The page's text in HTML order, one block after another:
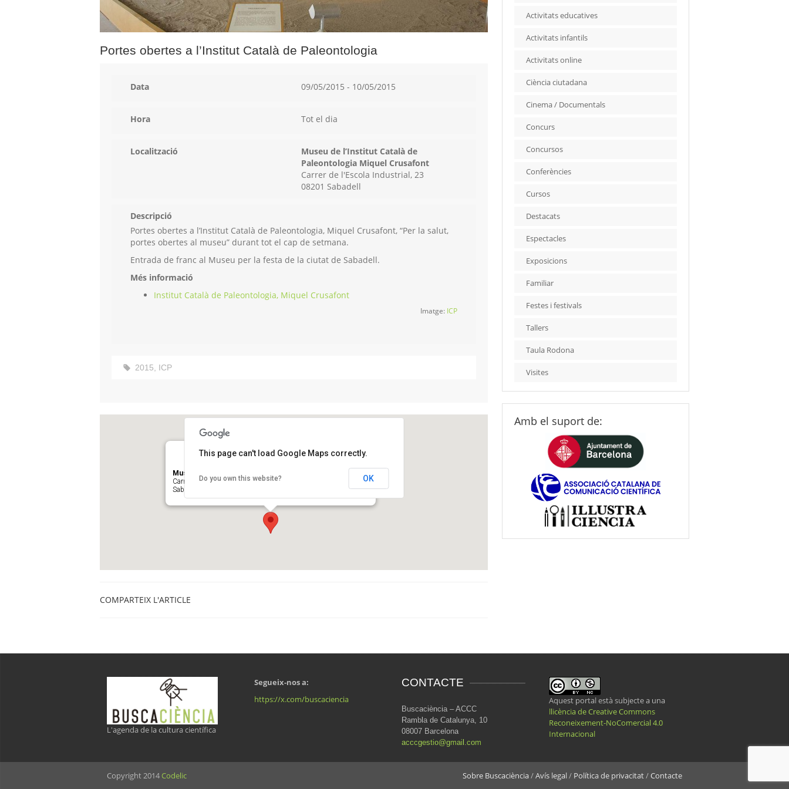
Portes obertes a l’Institut Català de Paleontologia
Data 09/05/2015 - 10/05/2015
Hora Tot el dia
Localització
Museu de l’Institut Català de
Paleontologia Miquel Crusafont
Carrer de l'Escola Industrial, 23
08201 Sabadell
Descripció
Portes obertes a l’Institut Català de Paleontologia, Miquel Crusafont, “Per la salut,
portes obertes al museu” durant tot el cap de setmana.
Entrada de franc al Museu per la festa de la ciutat de Sabadell.
Més informació
Institut Català de Paleontologia, Miquel Crusafont
Imatge: ICP
2015, ICP
Museu de l’Institut Català de Paleontologia Miquel Crusafont
Carrer de l'Escola Industrial, 23
Sabadell
This page can't load Google Maps correctly.
Do you own this website? OK
COMPARTEIX L'ARTICLE
Activitats educatives
Activitats infantils
Activitats online
Ciència ciutadana
Cinema / Documentals
Concurs
Concursos
Conferències
Cursos
Destacats
Espectacles
Exposicions
Familiar
Festes i festivals
Tallers
Taula Rodona
Visites
Amb el suport de:
L'agenda de la cultura científica
Segueix-nos a:
https://x.com/buscaciencia
CONTACTE
Buscaciència – ACCC
Rambla de Catalunya, 10
08007 Barcelona
acccgestio@gmail.com
Aquest portal està subjecte a una
llicència de Creative Commons
Reconeixement-NoComercial 4.0
Internacional
Copyright 2014Codelic Sobre Buscaciència/Avís legal/ Política de privacitat/Contacte